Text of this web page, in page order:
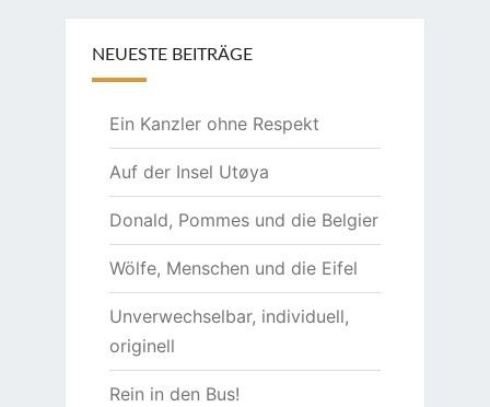
NEUESTE BEITRÄGE
Ein Kanzler ohne Respekt
Auf der Insel Utøya
Donald, Pommes und die Belgier
Wölfe, Menschen und die Eifel
Unverwechselbar, individuell,
originell
Rein in den Bus!